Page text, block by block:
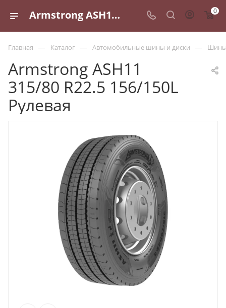
Armstrong ASH11 315/80 R22.5 156/150L Рулевая - купить в Санкт-Петербурге по выгодной цене 0
Главная — Каталог — Автомобильные шины и диски — Шины
Armstrong ASH11
315/80 R22.5 156/150L
Рулевая